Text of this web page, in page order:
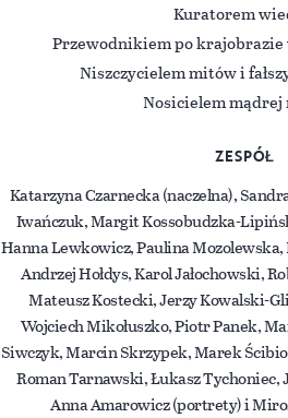
Kuratorem
Przewodnikiem po krajobrazie
Niszczycielem mitów i
Nosicielem mądrej
ZESPÓŁ
Katarzyna Czarnecka (naczelna),
Iwańczuk, Margit Kossobudzka-
Hanna Lewkowicz, Paulina
Andrzej Hołdys, Karol Jałochowski,
Mateusz Kostecki, Jerzy Kowalski-
Wojciech Mikołuszko, Piotr Panek,
Siwczyk, Marcin Skrzypek, Marek
Roman Tarnawski, Łukasz
Anna Amarowicz (portrety) i